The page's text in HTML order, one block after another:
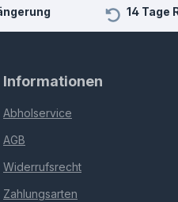
14 Tage
Informationen
Abholservice
AGB
Widerrufsrecht
Zahlungsarten